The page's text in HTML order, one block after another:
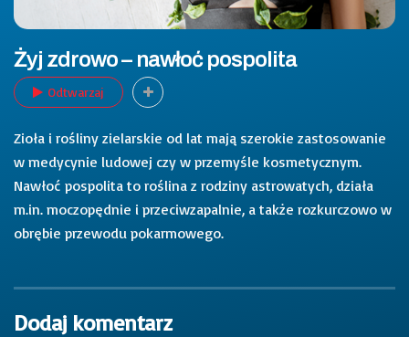
Żyj zdrowo – nawłoć pospolita
Odtwarzaj
Zioła i rośliny zielarskie od lat mają szerokie zastosowanie
w medycynie ludowej czy w przemyśle kosmetycznym.
Nawłoć pospolita to roślina z rodziny astrowatych, działa
m.in. moczopędnie i przeciwzapalnie, a także rozkurczowo w
obrębie przewodu pokarmowego.
Dodaj komentarz